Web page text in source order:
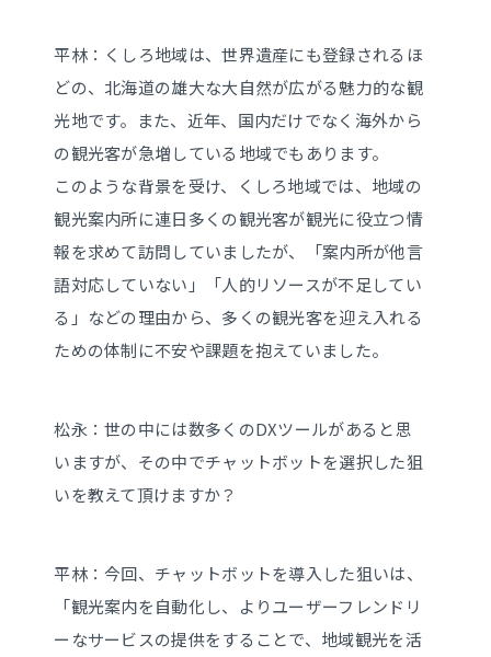
平林：くしろ地域は、世界遺産にも登録されるほ
どの、北海道の雄大な大自然が広がる魅力的な観
光地です。また、近年、国内だけでなく海外から
の観光客が急増している地域でもあります。
このような背景を受け、くしろ地域では、地域の
観光案内所に連日多くの観光客が観光に役立つ情
報を求めて訪問していましたが、「案内所が他言
語対応していない」「人的リソースが不足してい
る」などの理由から、多くの観光客を迎え入れる
ための体制に不安や課題を抱えていました。
松永：世の中には数多くのDXツールがあると思
いますが、その中でチャットボットを選択した狙
いを教えて頂けますか？
平林：今回、チャットボットを導入した狙いは、
「観光案内を自動化し、よりユーザーフレンドリ
ーなサービスの提供をすることで、地域観光を活